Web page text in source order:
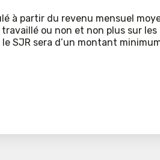
à partir du revenu mensuel
ou non et non plus sur les
SJR sera d’un montant